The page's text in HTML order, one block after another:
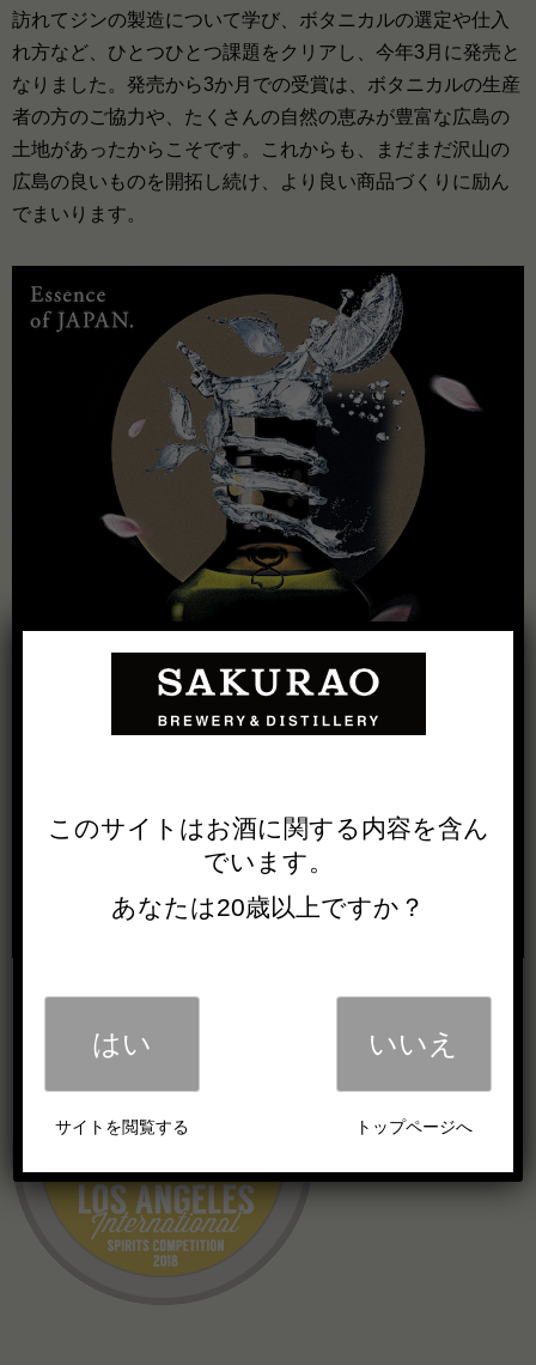
訪れてジンの製造について学び、ボタニカルの選定や仕入
れ方など、ひとつひとつ課題をクリアし、今年3月に発売と
なりました。発売から3か月での受賞は、ボタニカルの生産
者の方のご協力や、たくさんの自然の恵みが豊富な広島の
土地があったからこそです。これからも、まだまだ沢山の
広島の良いものを開拓し続け、より良い商品づくりに励ん
でまいります。
このサイトは お酒に関する内容を含ん
でいます。
あなたは20歳以上ですか？
はい
サイトを閲覧する
いいえ
トップページへ